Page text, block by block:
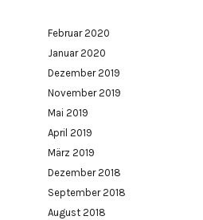
Februar 2020
Januar 2020
Dezember 2019
November 2019
Mai 2019
April 2019
März 2019
Dezember 2018
September 2018
August 2018